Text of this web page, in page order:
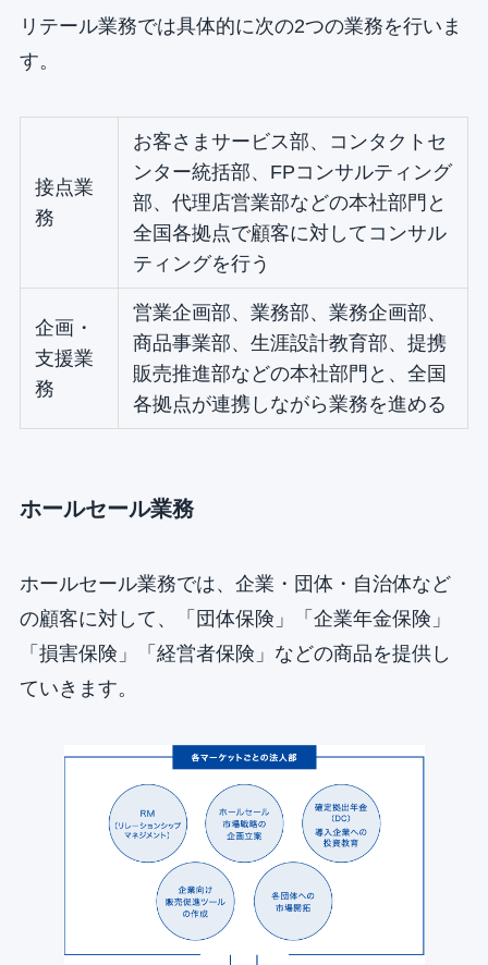
リテール業務では具体的に次の2つの業務を行いま
す。
接点業
務
お客さまサービス部、コンタクトセ
ンター統括部、FPコンサルティング
部、代理店営業部などの本社部門と
全国各拠点で顧客に対してコンサル
ティングを行う
企画・
支援業
務
営業企画部、業務部、業務企画部、
商品事業部、生涯設計教育部、提携
販売推進部などの本社部門と、全国
各拠点が連携しながら業務を進める
ホールセール業務
ホールセール業務では、企業・団体・自治体など
の顧客に対して、「団体保険」「企業年金保険」
「損害保険」「経営者保険」などの商品を提供し
ていきます。